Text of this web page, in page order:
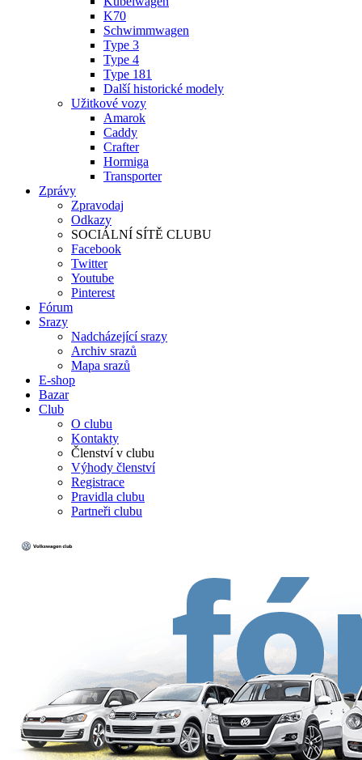
K70
Schwimmwagen
Type 3
Type 4
Type 181
Další historické modely
Užitkové vozy
Amarok
Caddy
Crafter
Hormiga
Transporter
Zprávy
Zpravodaj
Odkazy
SOCIÁLNÍ SÍTĚ CLUBU
Facebook
Twitter
Youtube
Pinterest
Fórum
Srazy
Nadcházející srazy
Archiv srazů
Mapa srazů
E-shop
Bazar
Club
O clubu
Kontakty
Členství v clubu
Výhody členství
Registrace
Pravidla clubu
Partneři clubu